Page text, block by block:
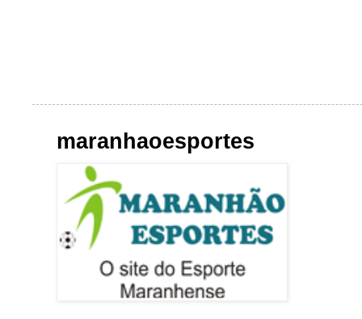
maranhaoesportes